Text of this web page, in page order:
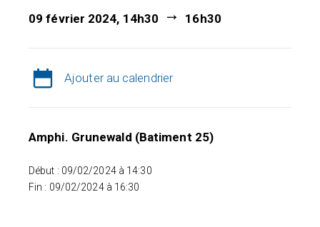
09 février 2024, 14h30 16h30
Ajouter au calendrier
Amphi. Grunewald (Batiment 25)
Début : 09/02/2024 à 14:30
Fin : 09/02/2024 à 16:30